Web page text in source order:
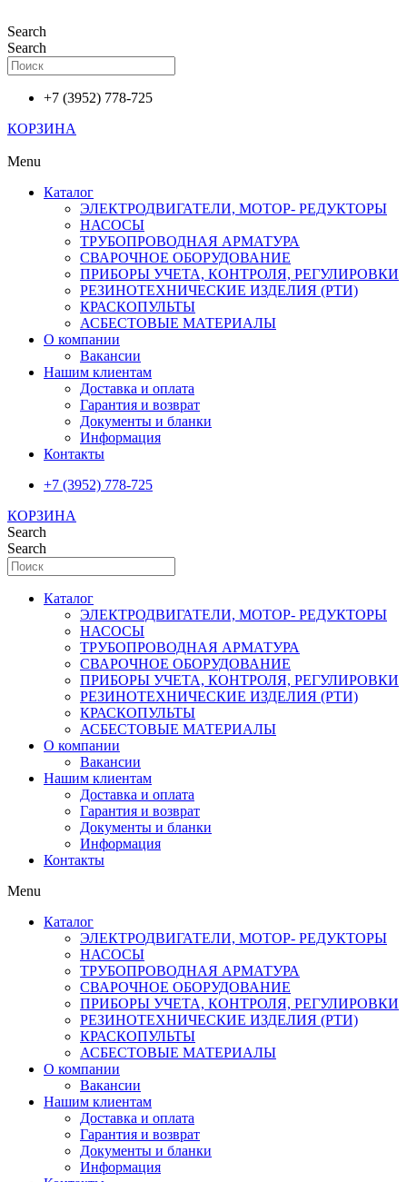
к
содержимому
Search
Search
+7 (3952) 778-725
КОРЗИНА
Menu
Каталог
ЭЛЕКТРОДВИГАТЕЛИ, МОТОР- РЕДУКТОРЫ
НАСОСЫ
ТРУБОПРОВОДНАЯ АРМАТУРА
СВАРОЧНОЕ ОБОРУДОВАНИЕ
ПРИБОРЫ УЧЕТА, КОНТРОЛЯ, РЕГУЛИРОВКИ
РЕЗИНОТЕХНИЧЕСКИЕ ИЗДЕЛИЯ (РТИ)
КРАСКОПУЛЬТЫ
АСБЕСТОВЫЕ МАТЕРИАЛЫ
О компании
Вакансии
Нашим клиентам
Доставка и оплата
Гарантия и возврат
Документы и бланки
Информация
Контакты
+7 (3952) 778-725
КОРЗИНА
Search
Search
Каталог
ЭЛЕКТРОДВИГАТЕЛИ, МОТОР- РЕДУКТОРЫ
НАСОСЫ
ТРУБОПРОВОДНАЯ АРМАТУРА
СВАРОЧНОЕ ОБОРУДОВАНИЕ
ПРИБОРЫ УЧЕТА, КОНТРОЛЯ, РЕГУЛИРОВКИ
РЕЗИНОТЕХНИЧЕСКИЕ ИЗДЕЛИЯ (РТИ)
КРАСКОПУЛЬТЫ
АСБЕСТОВЫЕ МАТЕРИАЛЫ
О компании
Вакансии
Нашим клиентам
Доставка и оплата
Гарантия и возврат
Документы и бланки
Информация
Контакты
Menu
Каталог
ЭЛЕКТРОДВИГАТЕЛИ, МОТОР- РЕДУКТОРЫ
НАСОСЫ
ТРУБОПРОВОДНАЯ АРМАТУРА
СВАРОЧНОЕ ОБОРУДОВАНИЕ
ПРИБОРЫ УЧЕТА, КОНТРОЛЯ, РЕГУЛИРОВКИ
РЕЗИНОТЕХНИЧЕСКИЕ ИЗДЕЛИЯ (РТИ)
КРАСКОПУЛЬТЫ
АСБЕСТОВЫЕ МАТЕРИАЛЫ
О компании
Вакансии
Нашим клиентам
Доставка и оплата
Гарантия и возврат
Документы и бланки
Информация